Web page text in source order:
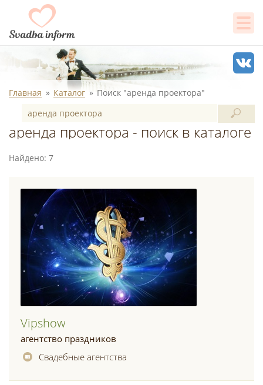
Главная Каталог Поиск "аренда проектора"
аренда проектора - поиск в каталоге
Найдено: 7
Vipshow
агентство праздников
Свадебные агентства